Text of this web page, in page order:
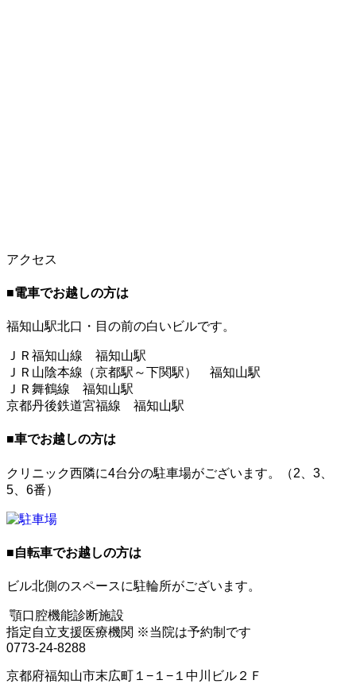
アクセス
■電車でお越しの方は
福知山駅北口・目の前の白いビルです。
ＪＲ福知山線 福知山駅
ＪＲ山陰本線（京都駅～下関駅） 福知山駅
ＪＲ舞鶴線 福知山駅
京都丹後鉄道宮福線 福知山駅
■車でお越しの方は
クリニック西隣に4台分の駐車場がございます。（2、3、
5、6番）
■自転車でお越しの方は
ビル北側のスペースに駐輪所がございます。
顎口腔機能診断施設
指定自立支援医療機関 ※当院は予約制です
0773-24-8288
京都府福知山市末広町１−１−１中川ビル２Ｆ